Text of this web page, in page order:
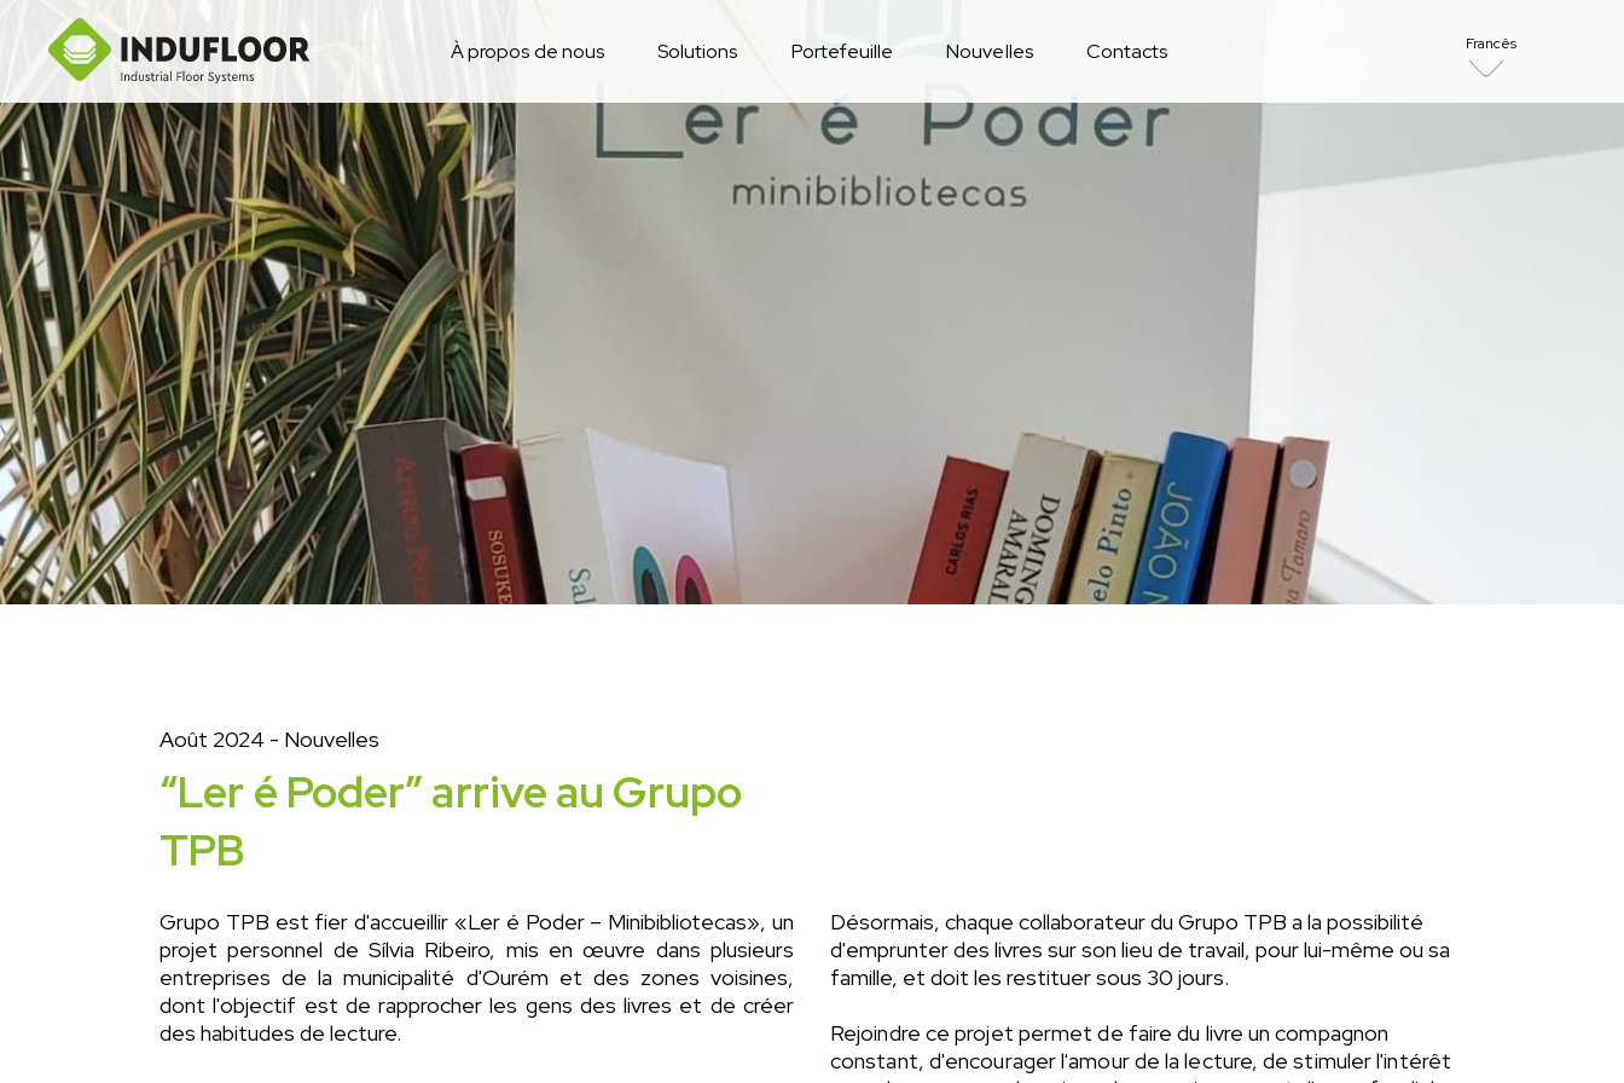
À propos de nous Solutions Portefeuille Nouvelles Contacts Francês
Août 2024 - Nouvelles
“Ler é Poder” arrive au Grupo
TPB
Grupo TPB est fier d'accueillir «Ler é Poder – Minibibliotecas», un
projet personnel de Sílvia Ribeiro, mis en œuvre dans plusieurs
entreprises de la municipalité d'Ourém et des zones voisines,
dont l'objectif est de rapprocher les gens des livres et de créer
des habitudes de lecture.
Désormais, chaque collaborateur du Grupo TPB a la possibilité
d'emprunter des livres sur son lieu de travail, pour lui-même ou sa
famille, et doit les restituer sous 30 jours.
Rejoindre ce projet permet de faire du livre un compagnon
constant, d'encourager l'amour de la lecture, de stimuler l'intérêt